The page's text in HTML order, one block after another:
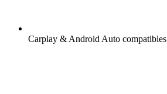
Carplay & Android Auto compatibles